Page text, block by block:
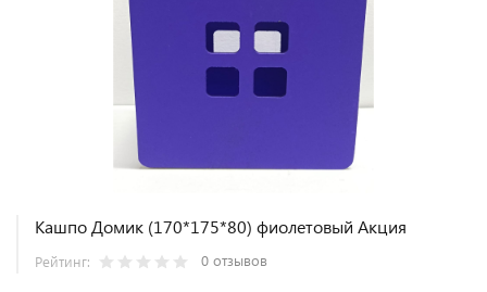
Кашпо Домик (170*175*80) фиолетовый Акция
Рейтинг: 0 отзывов